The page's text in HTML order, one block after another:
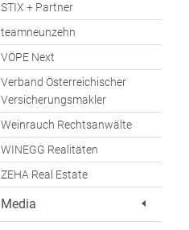
STIX + Partner
teamneunzehn
VÖPE Next
Verband Österreichischer
Versicherungsmakler
Weinrauch Rechtsanwälte
WINEGG Realitäten
ZEHA Real Estate
Media